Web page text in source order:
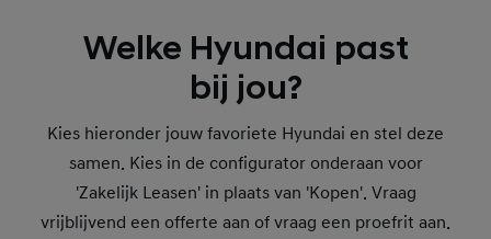
Welke Hyundai past
bij jou?
Kies hieronder jouw favoriete Hyundai en stel deze
samen. Kies in de configurator onderaan voor
'Zakelijk Leasen' in plaats van 'Kopen'. Vraag
vrijblijvend een offerte aan of vraag een proefrit aan.